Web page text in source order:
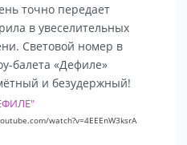
точно передает
в увеселительных
Cветовой номер в
балета «Дефиле»
и безудержный!
watch?v=4EEEnW3ksrA